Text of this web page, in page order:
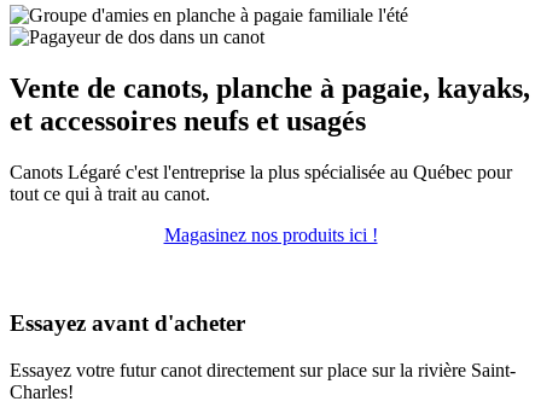
Vente de canots, planche à pagaie, kayaks,
et accessoires neufs et usagés
Canots Légaré c'est l'entreprise la plus spécialisée au Québec pour
tout ce qui à trait au canot.
Magasinez nos produits ici !
Essayez avant d'acheter
Essayez votre futur canot directement sur place sur la rivière Saint-
Charles!